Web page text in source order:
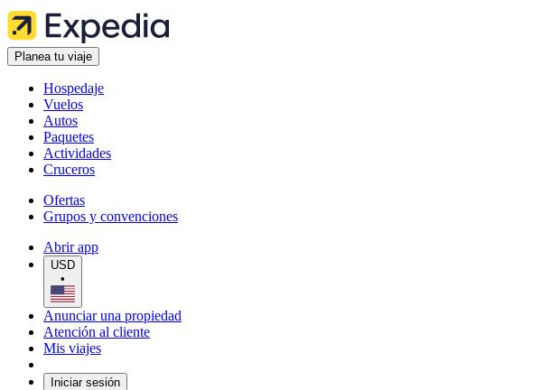
Planea tu viaje
Hospedaje
Vuelos
Autos
Paquetes
Actividades
Cruceros
Ofertas
Grupos y convenciones
Abrir app
USD
•
Anunciar una propiedad
Atención al cliente
Mis viajes
Iniciar sesión